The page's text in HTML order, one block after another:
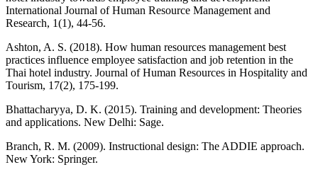
International Journal of Human Resource Management and
Research, 1(1), 44-56.
Ashton, A. S. (2018). How human resources management best
practices influence employee satisfaction and job retention in the
Thai hotel industry. Journal of Human Resources in Hospitality and
Tourism, 17(2), 175-199.
Bhattacharyya, D. K. (2015). Training and development: Theories
and applications. New Delhi: Sage.
Branch, R. M. (2009). Instructional design: The ADDIE approach.
New York: Springer.